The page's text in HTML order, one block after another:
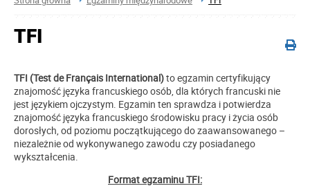
TFI
TFI (Test de Français International)to egzamin certyfikujący
znajomość języka francuskiego osób, dla których francuski nie
jest językiem ojczystym. Egzamin ten sprawdza i potwierdza
znajomość języka francuskiego środowisku pracy i życia osób
dorosłych, od poziomu początkującego do zaawansowanego –
niezależnie od wykonywanego zawodu czy posiadanego
wykształcenia.
Format egzaminu TFI: